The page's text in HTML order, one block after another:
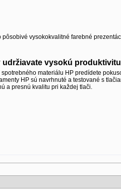
vysokokvalitné farebné
vysokú produktivitu
materiálu HP predídete
HP sú navrhnuté a testované s
a presnú kvalitu pri každej tlači.